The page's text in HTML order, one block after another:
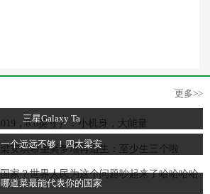
更多>>
三星Galaxy Ta
一个远远不够！四太梁安
哪道菜最能代表你的国家